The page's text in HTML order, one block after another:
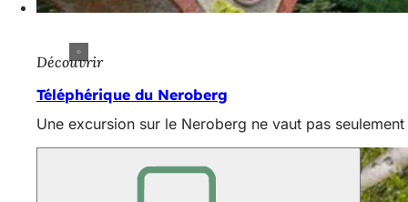
Découvrir
Téléphérique du Neroberg
Une excursion sur le Neroberg ne vaut pas